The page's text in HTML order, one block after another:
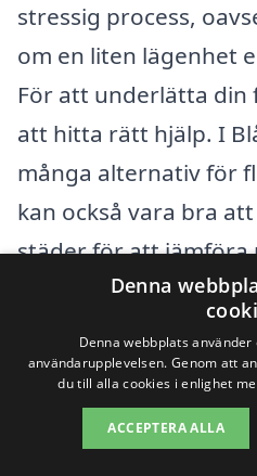
stressig process,
om en liten lägenhet
För att underlätta
att hitta rätt hjälp. I
många alternativ för
kan också vara bra
städer för att jämföra
Genom att söka
Haparandakan du få
av vad som erbjuds i
Denna
Denna webbplats
användarupplevelsen. Genom att
du till alla cookies i enlighet
ACCEPTERA ALLA